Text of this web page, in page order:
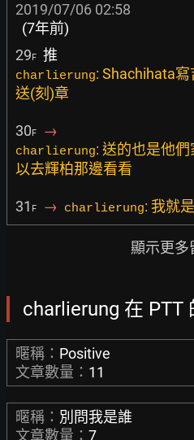
2019/07/06 02:58
(7年前)
29F 推
charlierung: Shachihata
送(刻)章
30F →
charlierung: 送的也是他
以去輝柏那邊看看
31 F → charlierung: 我就
顯示更多
charlierung 在 PTT
暱稱： Positive
文章數量： 11
暱稱： 別問我是誰
文章數量： 7